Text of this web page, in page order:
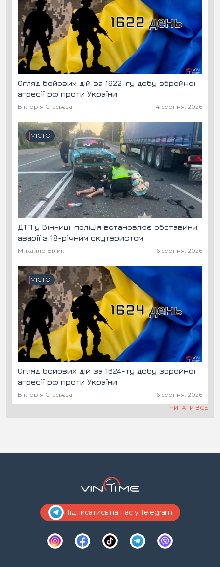
Огляд бойових дій за 1622-гу добу збройної
агресії рф проти України
Вікторія Стасьєва 4 серпня, 2026
МІСТО
ДТП у Вінниці: поліція встановлює обставини
аварії з 18-річним скутеристом
Михайло Білик 6 серпня, 2026
МІСТО
Огляд бойових дій за 1624-ту добу збройної
агресії рф проти України
Вікторія Стасьєва
6 серпня, 2026
ЧИТАТИ ВСЕ
Підписатись на нас у Telegram